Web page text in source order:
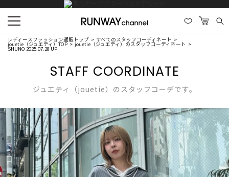
レディースファッション通販トップ すべてのスタッフコーディネート
jouetie（ジュエティ）TOP jouetie（ジュエティ）のスタッフコーディネート
SHUNO 2025.07.28 UP
STAFF COORDINATE
ジュエティ（jouetie）のスタッフコーデです。